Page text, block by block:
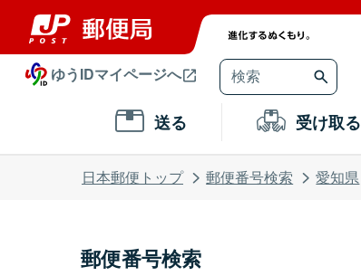
ゆうIDマイページへ
送る 受け取る
日本郵便トップ 郵便番号検索 愛知県
郵便番号検索